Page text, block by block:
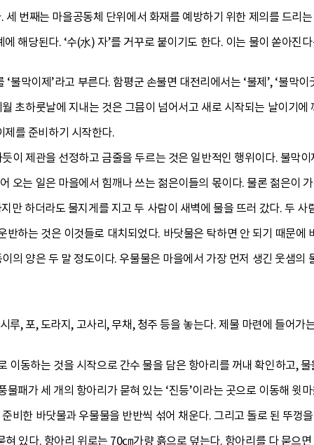
세 번째는 마을공동체 단위에서 화재를 예방하기 위한 제의를 드리
에 해당된다. ‘수(水) 자’를 거꾸로 붙이기도 한다. 이는 물이 쏟아진
불막이제’라고 부른다. 함평군 손불면 대전리에서는 ‘불제’, ‘불막
초하룻날에 지내는 것은 그믐이 넘어서고 새로 시작되는 날이기
를 준비하기 시작한다.
이 제관을 선정하고 금줄을 두르는 것은 일반적인 행위이다. 불막
오는 일은 마을에서 힘깨나 쓰는 젊은이들의 몫이다. 물론 젊은이
만 하더라도 물지게를 지고 두 사람이 새벽에 물을 뜨러 갔다. 두
반하는 것은 이것들로 대치되었다. 바닷물은 탁하면 안 되기 때문에
의 양은 두 말 정도이다. 우물물은 마을에서 가장 먼저 생긴 웃샘
루, 포, 도라지, 고사리, 무채, 청주 등을 놓는다. 제물 마련에 들어가
이동하는 것을 시작으로 간수 물을 담은 항아리를 꺼내 확인하고,
물패가 세 개의 항아리가 묻혀 있는 ‘진등’이라는 곳으로 이동해 윗
비한 바닷물과 우물물을 반반씩 섞어 채운다. 그리고 돌로 된 뚜껑
있다. 항아리 위로는 70㎝가량 흙으로 덮는다. 항아리를 다 묻으